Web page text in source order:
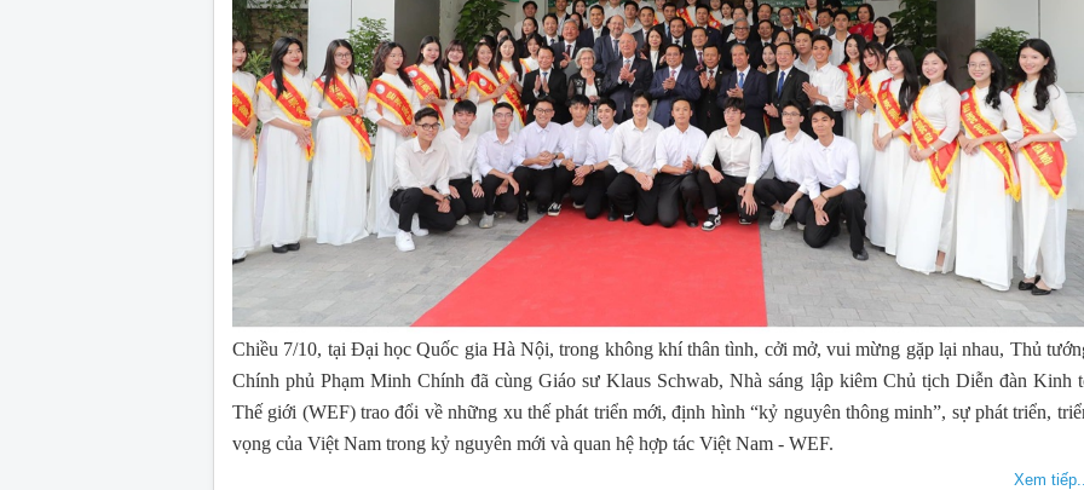
Chiều 7/10, tại Đại học Quốc gia Hà Nội, trong không khí thân tình, cởi mở, vui mừng gặp lại nhau, Thủ
Chính phủ Phạm Minh Chính đã cùng Giáo sư Klaus Schwab, Nhà sáng lập kiêm Chủ tịch Diễn đàn Kinh
Thế giới (WEF) trao đổi về những xu thế phát triển mới, định hình “kỷ nguyên thông minh”, sự phát triển,
vọng của Việt Nam trong kỷ nguyên mới và quan hệ hợp tác Việt Nam - WEF.
Xem